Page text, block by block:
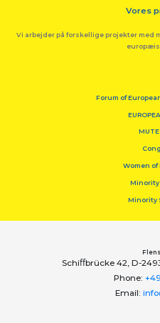
Vores
Vi arbejder på forskellige projekter med
Forum of
Women
Minority
Schiﬀbrücke 42, D-
Phone:
Email: